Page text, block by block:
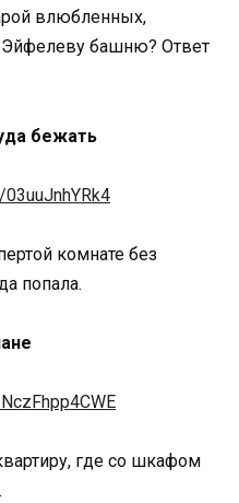
влюбленных,
Эйфелеву башню? Ответ
бежать
комнате без
попала.
где со шкафом